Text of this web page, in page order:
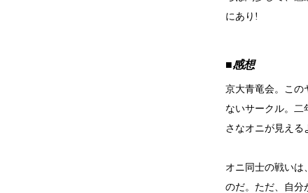
にあり!
■感想
京大青竜会。この
ないサークル。二
さなオニが見える
オニ同士の戦いは
のだ。ただ、自分